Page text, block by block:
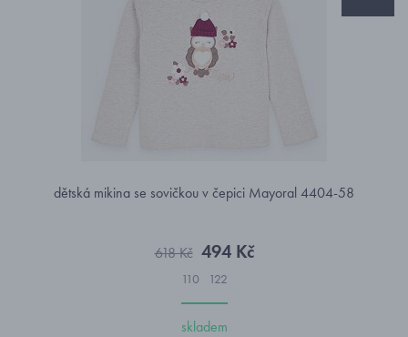
dětská mikina se sovičkou v čepici Mayoral 4404-58
618 Kč 494 Kč
110 122
skladem